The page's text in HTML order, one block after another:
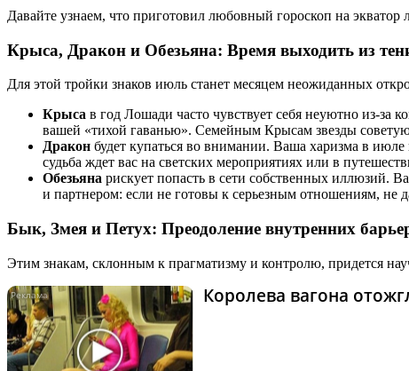
Давайте узнаем, что приготовил любовный гороскоп на экватор
Крыса, Дракон и Обезьяна: Время выходить из
Для этой тройки знаков июль станет месяцем неожиданных
Крыса в год Лошади часто чувствует себя неуютно из-за
вашей «тихой гаванью». Семейным Крысам звезды
Дракон будет купаться во внимании. Ваша харизма в
судьба ждет вас на светских мероприятиях или в
Обезьяна рискует попасть в сети собственных иллюзий.
и партнером: если не готовы к серьезным отношениям, не
Бык, Змея и Петух: Преодоление внутренних
Этим знакам, склонным к прагматизму и контролю, придется
Королева вагона